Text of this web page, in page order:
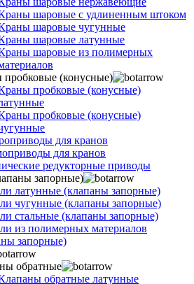
шаровые с удлиненным штоком
шаровые чугунные
шаровые латунные
шаровые из полимерных
(конусные)
пробковые (конусные)
пробковые (конусные)
для кранов
для кранов
редукторные приводы
запорные)
латунные (клапаны запорные)
чугунные (клапаны запорные)
стальные (клапаны запорные)
из полимерных материалов
запорные)
обратные
обратные латунные